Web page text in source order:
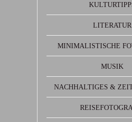
LITERATUR
MINIMALISTISCHE
MUSIK
NACHHALTIGES &